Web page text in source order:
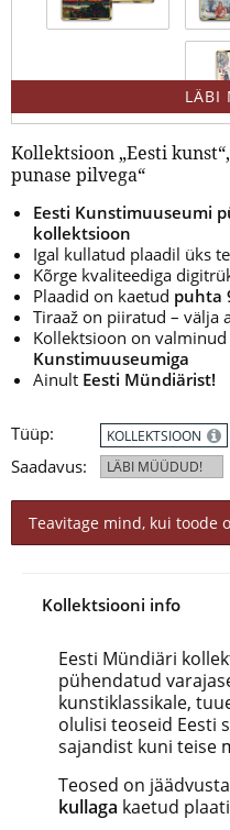
LÄBI
Kollektsioon „Eesti
punase pilvega“
Eesti Kunstimuuseumi
kollektsioon
Igal kullatud plaadil üks
Kõrge kvaliteediga
Plaadid on kaetud puhta
Tiraaž on piiratud – välja
Kollektsioon on
Kunstimuuseumiga
Ainult Eesti Mündiärist!
Tüüp:
Saadavus:
KOLLEKTSIOON
LÄBI MÜÜDUD!
Teavitage mind, kui toode
Kollektsiooni info
Eesti Mündiäri
pühendatud
kunstiklassikale,
olulisi teoseid Eesti
sajandist kuni teise
Teosed on
kullaga kaetud